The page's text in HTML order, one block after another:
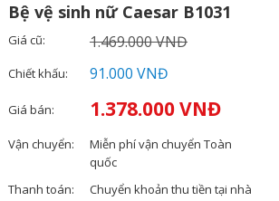
Bệ vệ sinh nữ Caesar B1031
Giá cũ: 1.469.000 VNĐ
Chiết khấu: 91.000 VNĐ
Giá bán: 1.378.000 VNĐ
Vận chuyển:
Miễn phí vận chuyển Toàn
quốc
Thanh toán:
Chuyển khoản thu tiền tại nhà